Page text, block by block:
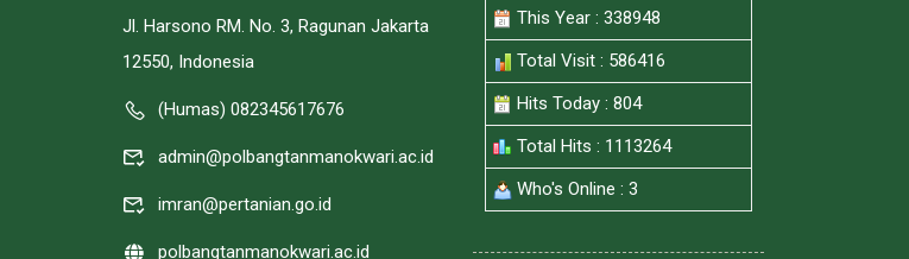
Jl. Harsono RM. No. 3, Ragunan Jakarta
12550, Indonesia
(Humas) 082345617676
admin@polbangtanmanokwari.ac.id
imran@pertanian.go.id
polbangtanmanokwari.ac.id
This Year : 338948
Total Visit : 586416
Hits Today : 804
Total Hits : 1113264
Who's Online : 3